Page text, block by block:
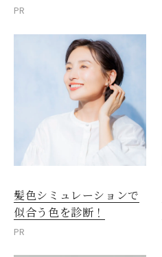
PR
髪色シミュレーションで
似合う色を診断！
PR